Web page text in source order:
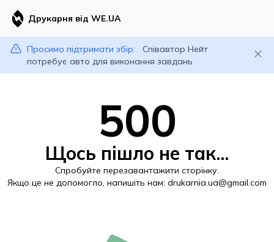
Друкарня від WE.UA
Просимо підтримати збір:
Співавтор Нейт
потребує авто для виконання завдань
500
Щось пішло не так...
Спробуйте перезавантажити сторінку.
Якщо це не допомогло, напишіть нам: drukarnia.ua@gmail.com